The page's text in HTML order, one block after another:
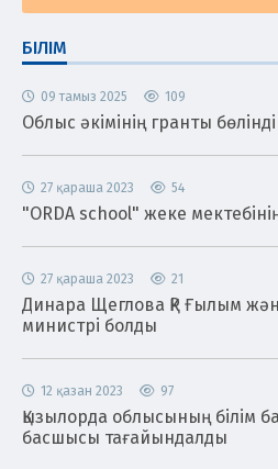
БІЛІМ
09 тамыз 2025 109
Облыс әкімінің гранты бөлінді
27 қараша 2023 54
"ORDA school" жеке
27 қараша 2023 21
Динара Щеглова ҚР Ғылым
министрі болды
12 қазан 2023 97
Қызылорда облысының білім
басшысы тағайындалды